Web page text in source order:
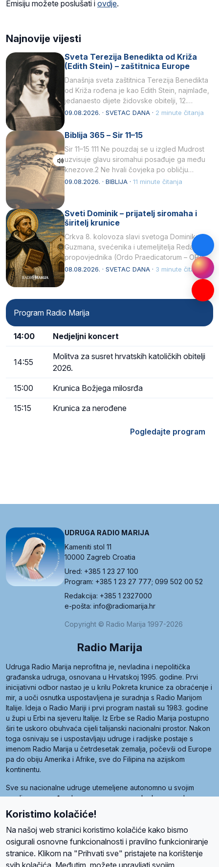
Emisiju možete poslušati i ovdje.
Najnovije vijesti
Sveta Terezija Benedikta od Križa
(Edith Stein) – zaštitnica Europe
Današnja sveta zaštitnica Terezija Benedikta
od Križa rođena je kao Edith Stein, najmlađe,
jedanaesto dijete židovske obitelji, 12.
listopada 1891, u Wrocławu…
09.08.2026. · SVETAC DANA · 2 minute čitanja
Biblija 365 – Sir 11–15
Sir 11–15 111 Ne pouzdaj se u izgled Mudrost
uzvisuje glavu siromahui posađuje ga među
knezove.2 Ne hvali čovjeka po obličju
njegovui…
09.08.2026. · BIBLIJA · 11 minute čitanja
Sveti Dominik – prijatelj siromaha i
širitelj krunice
Crkva 8. kolovoza slavi svetoga Dominika
Guzmana, svećenika i utemeljitelja Reda
propovjednika (Ordo Praedicatorum – OP).
Svojim životom, dubokom ljubavlju prema
08.08.2026. · SVETAC DANA · 3 minute čitanja
Program Radio Marija
14:00 Nedjeljni koncert
14:55
Molitva za susret hrvatskih katoličkih obitelji
2026.
15:00 Krunica Božjega milosrđa
15:15 Krunica za nerođene
Pogledajte program
UDRUGA RADIO MARIJA
Kameniti stol 11
10000 Zagreb Croatia
Ured: +385 1 23 27 100
Program: +385 1 23 27 777; 099 502 00 52
Redakcija: +385 1 2327000
e-pošta: info@radiomarija.hr
Copyright © Radio Marija 1997-2026
Radio Marija
Udruga Radio Marija neprofitna je, nevladina i nepolitička
građanska udruga, osnovana u Hrvatskoj 1995. godine. Prvi
inicijativni odbor nastao je u krilu Pokreta krunice za obraćenje i
mir, a uoči osnutka uspostavljena je suradnja s Radio Marijom
Italije. Ideja o Radio Mariji i prvi program nastali su 1983. godine
u župi u Erbi na sjeveru Italije. Iz Erbe se Radio Marija postupno
širi te uskoro obuhvaća cijeli talijanski nacionalni prostor. Nakon
toga osnivaju se i uspostavljaju udruge i radijske postaje s
imenom Radio Marija u četrdesetak zemalja, počevši od Europe
pa do obiju Amerika i Afrike, sve do Filipina na azijskom
kontinentu.
Sve su nacionalne udruge utemeljene autonomno u svojim
zemljama, a međusobna su povezane preko krovne udruge
pod nazivom Svjetska obitelj Radio Marije (World Family of
Radio Maria). Svjetsku obitelj utemeljilo je sedam članica, među
kojima je i hrvatska Udruga Radio Marija.
Koristimo kolačiće!
Na našoj web stranici koristimo kolačiće kako bismo
osigurali osnovne funkcionalnosti i pravilno funkcioniranje
stranice. Klikom na "Prihvati sve" pristajete na korištenje
svih kolačića. Međutim, možete upravljati svojim